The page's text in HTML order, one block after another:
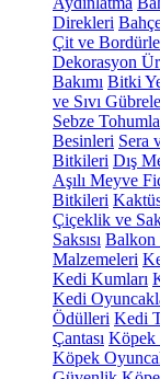
Direkleri
Çit ve
Dekorasyon
Bakımı Bitki
ve Sıvı
Sebze
Besinleri Sera
Bitkileri Dış
Aşılı Meyve
Bitkileri
Çiçeklik ve
Saksısı Balkon
Malzemeleri
Kedi Kumları
Kedi
Ödülleri Kedi
Çantası Köpek
Köpek